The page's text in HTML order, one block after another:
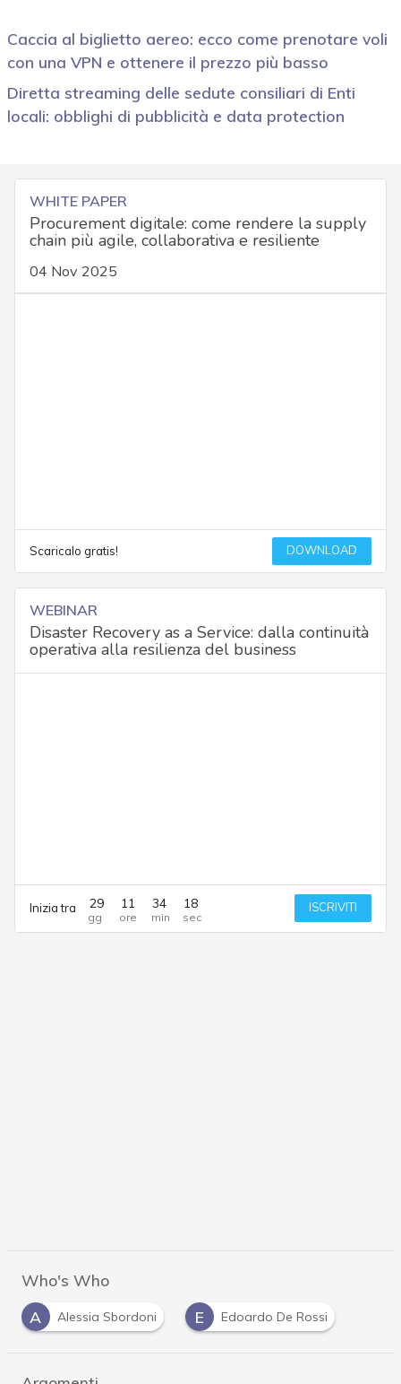
Caccia al biglietto aereo: ecco come prenotare voli
con una VPN e ottenere il prezzo più basso
Diretta streaming delle sedute consiliari di Enti
locali: obblighi di pubblicità e data protection
WHITE PAPER
Procurement digitale: come rendere la supply
chain più agile, collaborativa e resiliente
04 Nov 2025
Scaricalo gratis! DOWNLOAD
WEBINAR
Disaster Recovery as a Service: dalla continuità
operativa alla resilienza del business
Inizia tra 29 11 34 18 ISCRIVITI
Who's Who
A
Alessia Sbordoni E Edoardo De Rossi